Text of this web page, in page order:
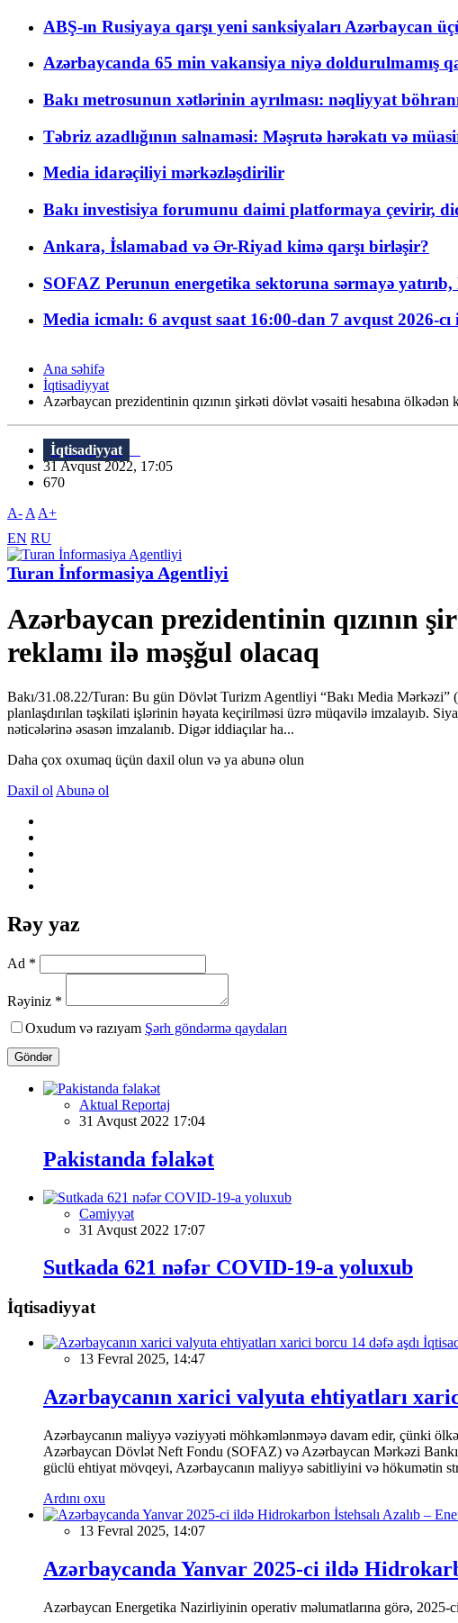
ABŞ-ın Rusiyaya qarşı yeni sanksiyaları Azərbaycan
Azərbaycanda 65 min vakansiya niyə doldurulmamış
Bakı metrosunun xətlərinin ayrılması: nəqliyyat
Təbriz azadlığının salnaməsi: Məşrutə hərəkatı və
Media idarəçiliyi mərkəzləşdirilir
Bakı investisiya forumunu daimi platformaya çevirir,
Ankara, İslamabad və Ər-Riyad kimə qarşı birləşir?
SOFAZ Perunun energetika sektoruna sərmayə
Media icmalı: 6 avqust saat 16:00-dan 7 avqust 2026-
Ana səhifə
İqtisadiyyat
Azərbaycan prezidentinin qızının şirkəti dövlət vəsaiti hesabına
İqtisadiyyat
31 Avqust 2022, 17:05
670
A- A A+
EN RU
Turan İnformasiya Agentliyi
Azərbaycan prezidentinin qızının
reklamı ilə məşğul olacaq
Bakı/31.08.22/Turan: Bu gün Dövlət Turizm Agentliyi “Bakı Media
planlaşdırılan təşkilati işlərinin həyata keçirilməsi üzrə müqavilə imzalayıb.
nəticələrinə əsasən imzalanıb. Digər iddiaçılar ha...
Daha çox oxumaq üçün daxil olun və ya abunə olun
Daxil ol Abunə ol
Rəy yaz
Ad *
Rəyiniz *
Oxudum və razıyam Şərh göndərmə qaydaları
Göndər
Aktual Reportaj
31 Avqust 2022 17:04
Pakistanda fəlakət
Cəmiyyət
31 Avqust 2022 17:07
Sutkada 621 nəfər COVID-19-a yoluxub
İqtisadiyyat
13 Fevral 2025, 14:47
Azərbaycanın xarici valyuta ehtiyatları
Azərbaycanın maliyyə vəziyyəti möhkəmlənməyə davam edir, çünki
Azərbaycan Dövlət Neft Fondu (SOFAZ) və Azərbaycan Mərkəzi
güclü ehtiyat mövqeyi, Azərbaycanın maliyyə sabitliyini və hökumətin
Ardını oxu
13 Fevral 2025, 14:07
Azərbaycanda Yanvar 2025-ci ildə
Azərbaycan Energetika Nazirliyinin operativ məlumatlarına görə,